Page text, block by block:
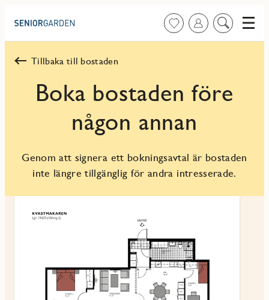
FavoriterLogga in
Sök
på
Meny
Tillbaka till bostaden
Boka bostaden före
någon annan
Genom att signera ett bokningsavtal är bostaden
inte längre tillgänglig för andra intresserade.